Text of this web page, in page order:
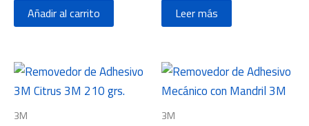
Añadir al carrito Leer más
3M 3M